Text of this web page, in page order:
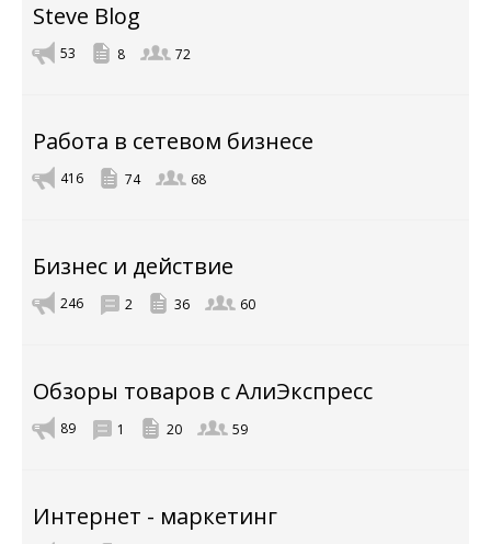
Steve Blog
53 8 72
Работа в сетевом бизнесе
416 74 68
Бизнес и действие
246 2 36 60
Обзоры товаров с АлиЭкспресс
89 1 20 59
Интернет - маркетинг